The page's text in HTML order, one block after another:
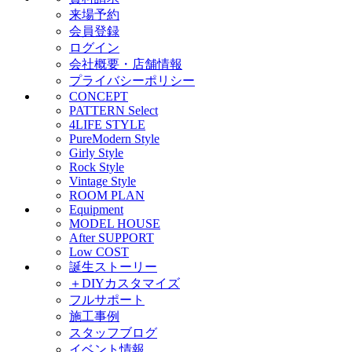
来場予約
会員登録
ログイン
会社概要・店舗情報
プライバシーポリシー
CONCEPT
PATTERN Select
4LIFE STYLE
PureModern Style
Girly Style
Rock Style
Vintage Style
ROOM PLAN
Equipment
MODEL HOUSE
After SUPPORT
Low COST
誕生ストーリー
＋DIYカスタマイズ
フルサポート
施工事例
スタッフブログ
イベント情報